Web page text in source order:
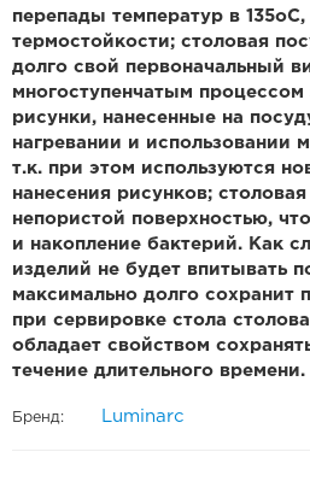
перепады температур в
термостойкости; столовая
долго свой первоначальный
многоступенчатым процессом
рисунки, нанесенные на
нагревании и использовании
т.к. при этом используются
нанесения рисунков;
непористой поверхностью,
и накопление бактерий. Как
изделий не будет впитывать
максимально долго сохранит
при сервировке стола
обладает свойством
течение длительного времени.
Бренд: Luminarc